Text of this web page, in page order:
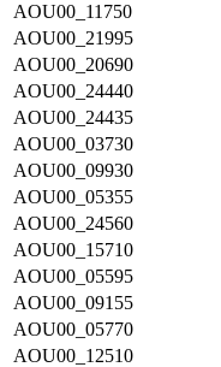
AOU00_11750
AOU00_21995
AOU00_20690
AOU00_24440
AOU00_24435
AOU00_03730
AOU00_09930
AOU00_05355
AOU00_24560
AOU00_15710
AOU00_05595
AOU00_09155
AOU00_05770
AOU00_12510